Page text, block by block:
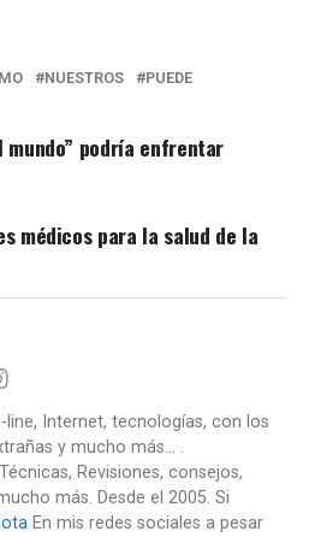
NUESTROS PUEDE
mundo” podría enfrentar
médicos para la salud de la
line, Internet, tecnologías, con los
y mucho más... .
Revisiones, consejos,
más. Desde el 2005. Si
En mis redes sociales a pesar